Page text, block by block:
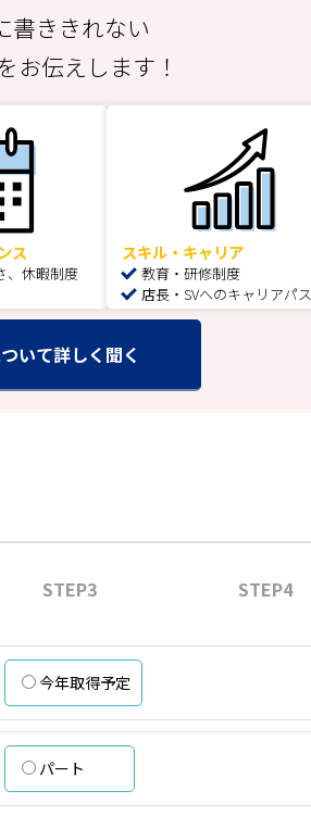
書ききれない
お伝えします！
ス
、休暇制度
スキル・キャリア
教育・研修制度
店長・SVへのキャリアパス
いて詳しく聞く
STEP3 STEP4
今年取得予定
パート